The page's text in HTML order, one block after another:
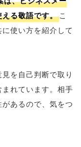
る敬語です。 こ
使い方を紹介して
を自己判断で取り
れています。相手
あるので、気をつ